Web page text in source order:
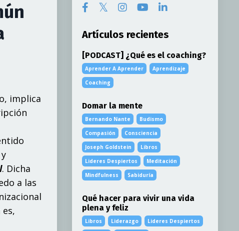
implica
. Dicha
a las
Artículos recientes
[PODCAST] ¿Qué es el coaching?
Aprender A Aprender
Aprendizaje
Coaching
Domar la mente
Bernando Nante
Budismo
Compasión
Consciencia
Joseph Goldstein
Libros
Lideres Despiertos
Meditación
Mindfulness
Sabiduría
Qué hacer para vivir una vida
plena y feliz
Libros Liderazgo
Lideres Despiertos